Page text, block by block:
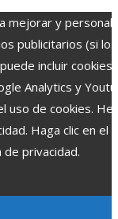
mejorar y
publicitarios (si los
incluir cookies
Analytics y
uso de cookies.
Haga clic en el
privacidad.